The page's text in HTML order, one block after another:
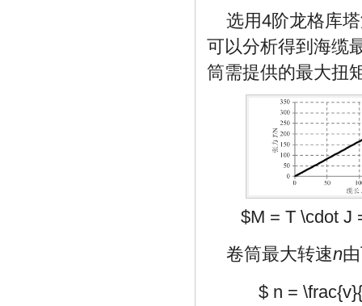
选用4阶龙格库
可以分析得到海缆
筒需提供的最大扭
$M = T \cdot J
卷筒最大转速n
$ n =